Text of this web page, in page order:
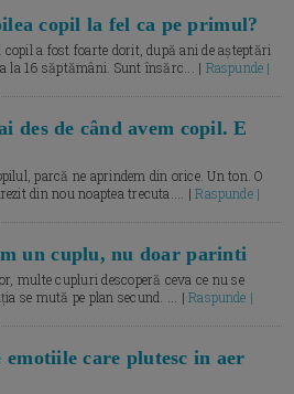
copil la fel ca pe primul?
a fost foarte dorit, după ani de așteptări
la 16 săptămâni. Sunt însărc... | Raspunde |
des de când avem copil. E
parcă ne aprindem din orice. Un ton. O
din nou noaptea trecuta.... |Raspunde |
un cuplu, nu doar parinti
multe cupluri descoperă ceva ce nu se
se mută pe plan secund. ... |Raspunde |
care plutesc in aer